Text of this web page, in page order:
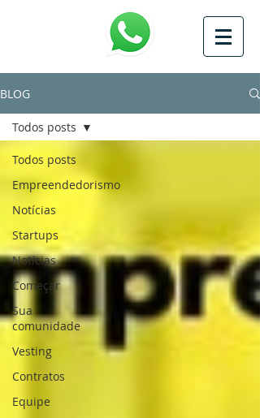
BLOG
Todos posts
Empreendedorismo
Notícias
Startups
Notícias
Começar
Sua
comunidade
Vesting
Contratos
Equipe
Todos posts